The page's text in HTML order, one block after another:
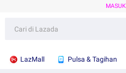
LazMall Pulsa & Tagihan